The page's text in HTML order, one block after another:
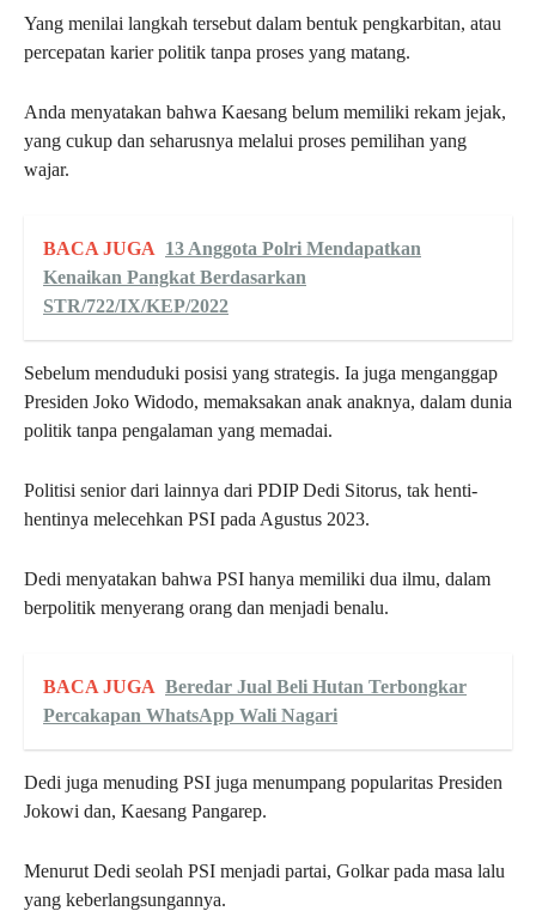
Yang menilai langkah tersebut dalam bentuk pengkarbitan, atau
percepatan karier politik tanpa proses yang matang.
Anda menyatakan bahwa Kaesang belum memiliki rekam jejak,
yang cukup dan seharusnya melalui proses pemilihan yang
wajar.
BACA JUGA 13 Anggota Polri Mendapatkan
Kenaikan Pangkat Berdasarkan
STR/722/IX/KEP/2022
Sebelum menduduki posisi yang strategis. Ia juga menganggap
Presiden Joko Widodo, memaksakan anak anaknya, dalam dunia
politik tanpa pengalaman yang memadai.
Politisi senior dari lainnya dari PDIP Dedi Sitorus, tak henti-
hentinya melecehkan PSI pada Agustus 2023.
Dedi menyatakan bahwa PSI hanya memiliki dua ilmu, dalam
berpolitik menyerang orang dan menjadi benalu.
BACA JUGA Beredar Jual Beli Hutan Terbongkar
Percakapan WhatsApp Wali Nagari
Dedi juga menuding PSI juga menumpang popularitas Presiden
Jokowi dan, Kaesang Pangarep.
Menurut Dedi seolah PSI menjadi partai, Golkar pada masa lalu
yang keberlangsungannya.